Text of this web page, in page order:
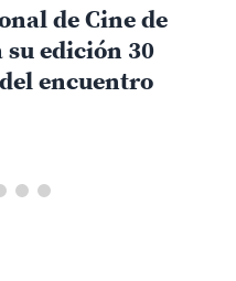
de Cine de
su edición 30
encuentro